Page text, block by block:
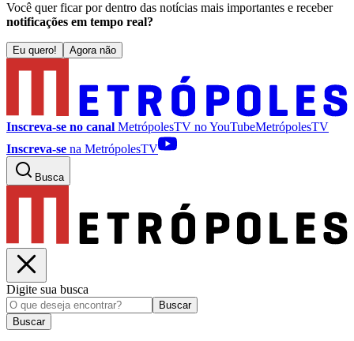
Você quer ficar por dentro das notícias mais importantes e receber
notificações em tempo real?
Eu quero! Agora não
Inscreva-se no canal MetrópolesTV noYouTubeMetrópolesTV
Inscreva-se na MetrópolesTV
Busca
Digite sua busca
Buscar
Buscar